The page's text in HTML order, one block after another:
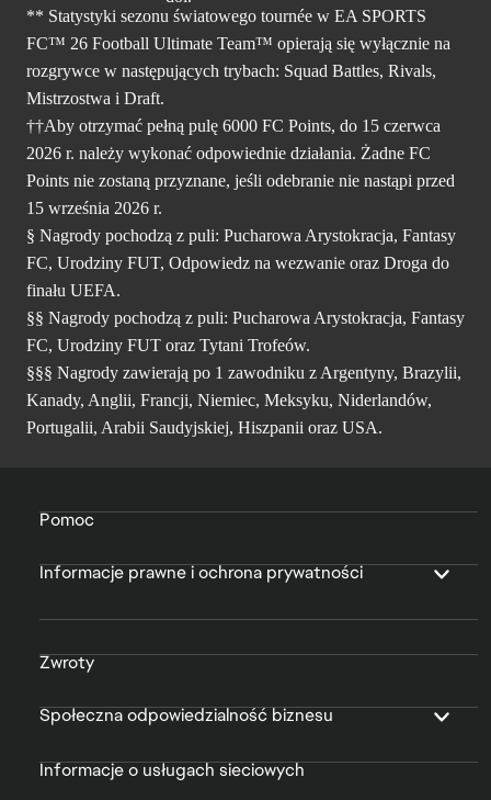
** Statystyki sezonu światowego tournée w EA SPORTS
FC™ 26 Football Ultimate Team™ opierają się wyłącznie na
rozgrywce w następujących trybach: Squad Battles, Rivals,
Mistrzostwa i Draft.
††Aby otrzymać pełną pulę 6000 FC Points, do 15 czerwca
2026 r. należy wykonać odpowiednie działania. Żadne FC
Points nie zostaną przyznane, jeśli odebranie nie nastąpi przed
15 września 2026 r.
§ Nagrody pochodzą z puli: Pucharowa Arystokracja, Fantasy
FC, Urodziny FUT, Odpowiedz na wezwanie oraz Droga do
finału UEFA.
§§ Nagrody pochodzą z puli: Pucharowa Arystokracja, Fantasy
FC, Urodziny FUT oraz Tytani Trofeów.
§§§ Nagrody zawierają po 1 zawodniku z Argentyny, Brazylii,
Kanady, Anglii, Francji, Niemiec, Meksyku, Niderlandów,
Portugalii, Arabii Saudyjskiej, Hiszpanii oraz USA.
Pomoc
Informacje prawne i ochrona prywatności
Zwroty
Społeczna odpowiedzialność biznesu
Informacje o usługach sieciowych